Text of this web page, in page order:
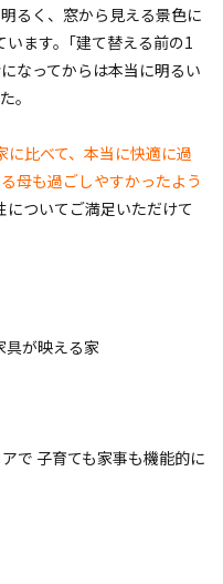
るく、窓から見える景色に
ます。｢建て替える前の1
なってからは本当に明るい
。
比べて、本当に快適に過
母も過ごしやすかったよう
についてご満足いただけて
具が映える家
で 子育ても家事も機能的に